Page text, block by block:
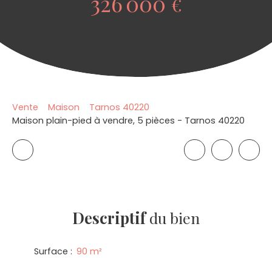
Vente Maison
Tarnos 40220
Maison plain-pied à vendre, 5 pièces - Tarnos 40220
Descriptifdu bien
Surface : 90 m²